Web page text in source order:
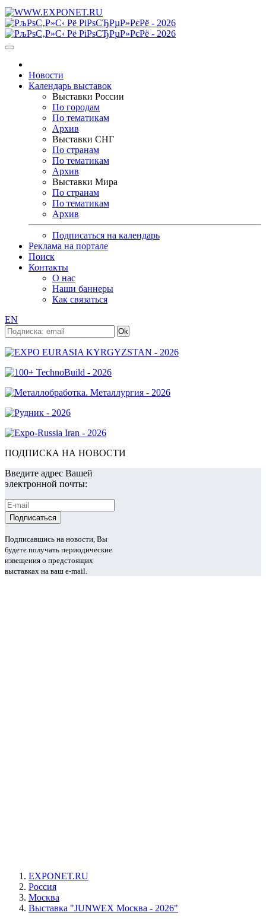
Новости
Календарь выставок
Выставки России
По городам
По тематикам
Архив
Выставки СНГ
По странам
По тематикам
Архив
Выставки Мира
По странам
По тематикам
Архив
Подписаться на календарь
Реклама на портале
Поиск
Контакты
О нас
Наши баннеры
Как связаться
EN
ПОДПИСКА НА НОВОСТИ
Введите адрес Вашей
электронной почты:
Подписавшись на новости, Вы
будете получать периодические
извещения о предстоящих
выставках на ваш e-mail.
EXPONET.RU
Россия
Москва
Выставка "JUNWEX Москва - 2026"